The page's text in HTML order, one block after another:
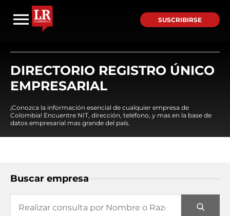
SUSCRIBIRSE
DIRECTORIO REGISTRO ÚNICO
EMPRESARIAL
¡Conozca la información esencial de cualquier empresa de
Colombia! Encuentre NIT, dirección, teléfono, y mas en la base de
datos empresarial mas grande del país.
Buscar empresa